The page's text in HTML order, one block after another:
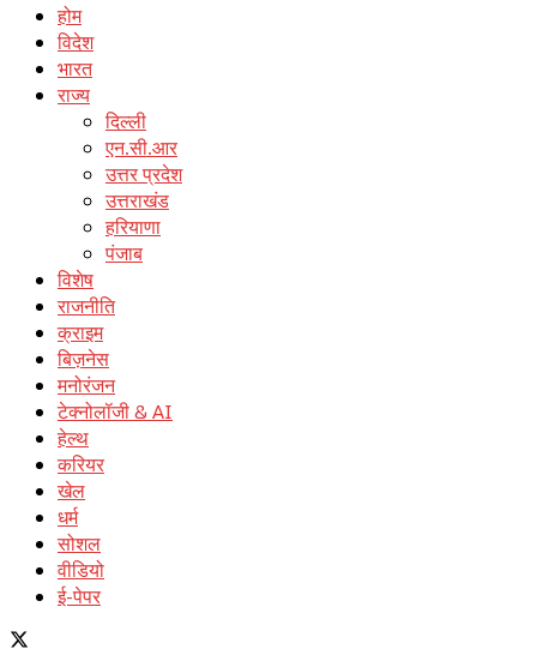
होम
विदेश
भारत
राज्य
दिल्ली
एन.सी.आर
उत्तर प्रदेश
उत्तराखंड
हरियाणा
पंजाब
विशेष
राजनीति
क्राइम
बिज़नेस
मनोरंजन
टेक्नोलॉजी & AI
हेल्थ
करियर
खेल
धर्म
सोशल
वीडियो
ई-पेपर